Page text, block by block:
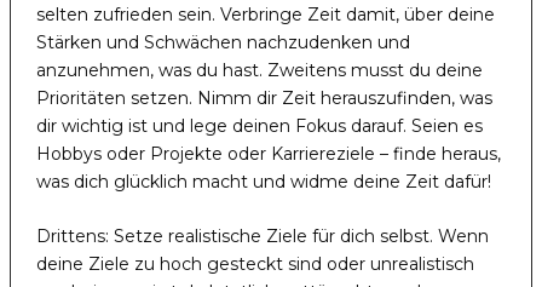
selten zufrieden sein. Verbringe Zeit damit, über deine
Stärken und Schwächen nachzudenken und
anzunehmen, was du hast. Zweitens musst du deine
Prioritäten setzen. Nimm dir Zeit herauszufinden, was
dir wichtig ist und lege deinen Fokus darauf. Seien es
Hobbys oder Projekte oder Karriereziele – finde heraus,
was dich glücklich macht und widme deine Zeit dafür!
Drittens: Setze realistische Ziele für dich selbst. Wenn
deine Ziele zu hoch gesteckt sind oder unrealistisch